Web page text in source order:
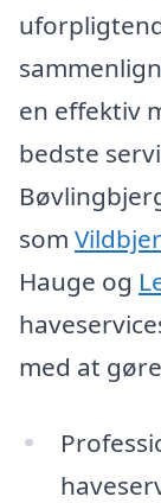
en effektiv
bedste
som
Hauge og
med at